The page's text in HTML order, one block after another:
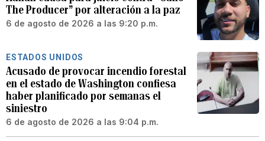
The Producer” por alteración a la paz
6 de agosto de 2026 a las 9:20 p.m.
ESTADOS UNIDOS
Acusado de provocar incendio forestal
en el estado de Washington confiesa
haber planificado por semanas el
siniestro
6 de agosto de 2026 a las 9:04 p.m.